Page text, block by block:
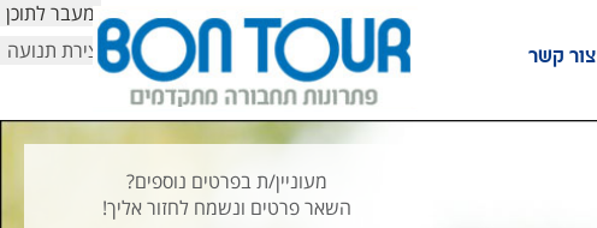
מעבר לתוכן
עצירת תנועה
צור קשר
מעוניין/ת בפרטים נוספים?
השאר פרטים ונשמח לחזור אליך!